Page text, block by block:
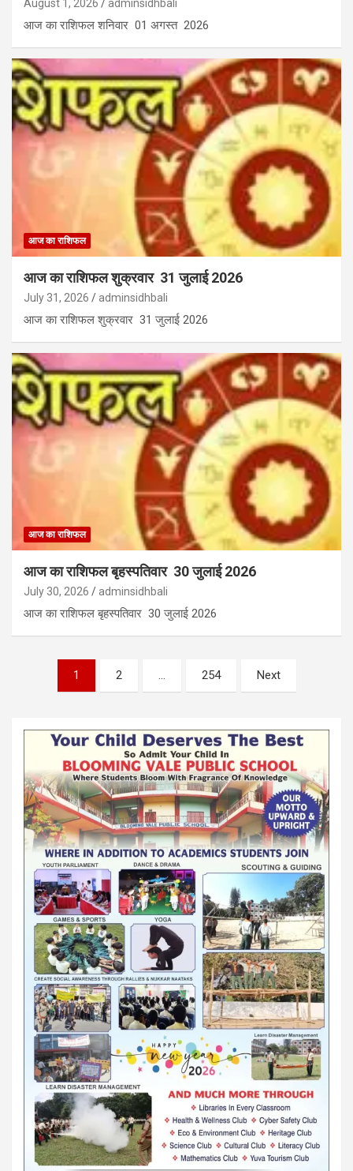
August 1, 2026 adminsidhbali
आज का राशिफल शनिवार 01 अगस्त 2026
आज का राशिफल
आज का राशिफल शुक्रवार 31 जुलाई 2026
July 31, 2026 adminsidhbali
आज का राशिफल शुक्रवार 31 जुलाई 2026
आज का राशिफल
आज का राशिफल बृहस्पतिवार 30 जुलाई 2026
July 30, 2026 adminsidhbali
आज का राशिफल बृहस्पतिवार 30 जुलाई 2026
pagination
1 2 … 254 Next